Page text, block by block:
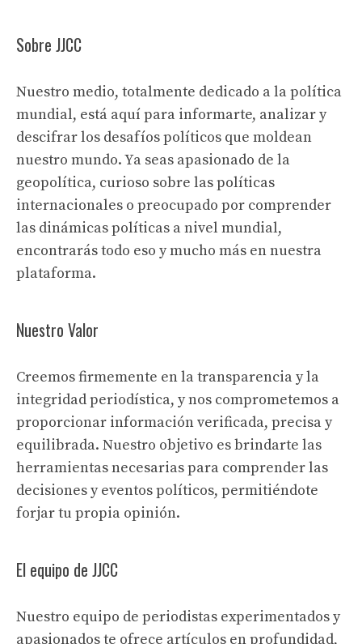
Sobre JJCC
Nuestro medio, totalmente dedicado a la política
mundial, está aquí para informarte, analizar y
descifrar los desafíos políticos que moldean
nuestro mundo. Ya seas apasionado de la
geopolítica, curioso sobre las políticas
internacionales o preocupado por comprender
las dinámicas políticas a nivel mundial,
encontrarás todo eso y mucho más en nuestra
plataforma.
Nuestro Valor
Creemos firmemente en la transparencia y la
integridad periodística, y nos comprometemos a
proporcionar información verificada, precisa y
equilibrada. Nuestro objetivo es brindarte las
herramientas necesarias para comprender las
decisiones y eventos políticos, permitiéndote
forjar tu propia opinión.
El equipo de JJCC
Nuestro equipo de periodistas experimentados y
apasionados te ofrece artículos en profundidad,